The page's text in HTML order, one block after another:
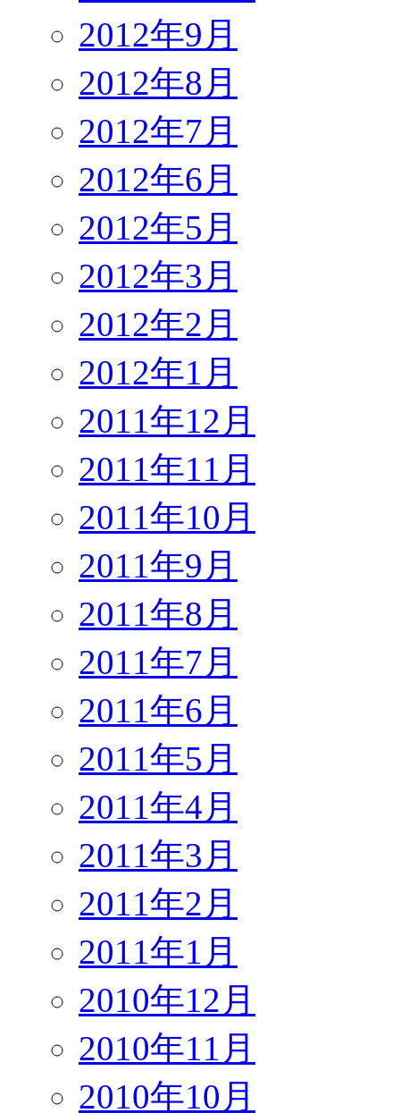
2012年9月
2012年8月
2012年7月
2012年6月
2012年5月
2012年3月
2012年2月
2012年1月
2011年12月
2011年11月
2011年10月
2011年9月
2011年8月
2011年7月
2011年6月
2011年5月
2011年4月
2011年3月
2011年2月
2011年1月
2010年12月
2010年11月
2010年10月